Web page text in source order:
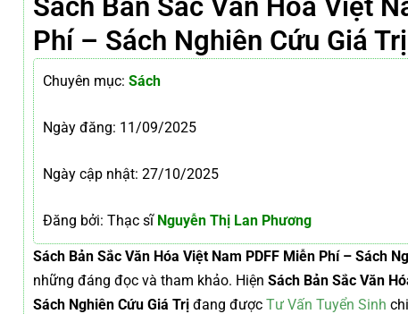
Sách Bản Sắc Văn Hóa Việt
Phí – Sách Nghiên Cứu Giá Trị
Chuyên mục: Sách
Ngày đăng: 11/09/2025
Ngày cập nhật: 27/10/2025
Đăng bởi: Thạc sĩNguyễn Thị Lan Phương
Sách Bản Sắc Văn Hóa Việt Nam PDFF Miễn Phí – Sách
những đáng đọc và tham khảo. Hiện Sách Bản Sắc Văn
Sách Nghiên Cứu Giá Trị đang được Tư Vấn Tuyển Sinh